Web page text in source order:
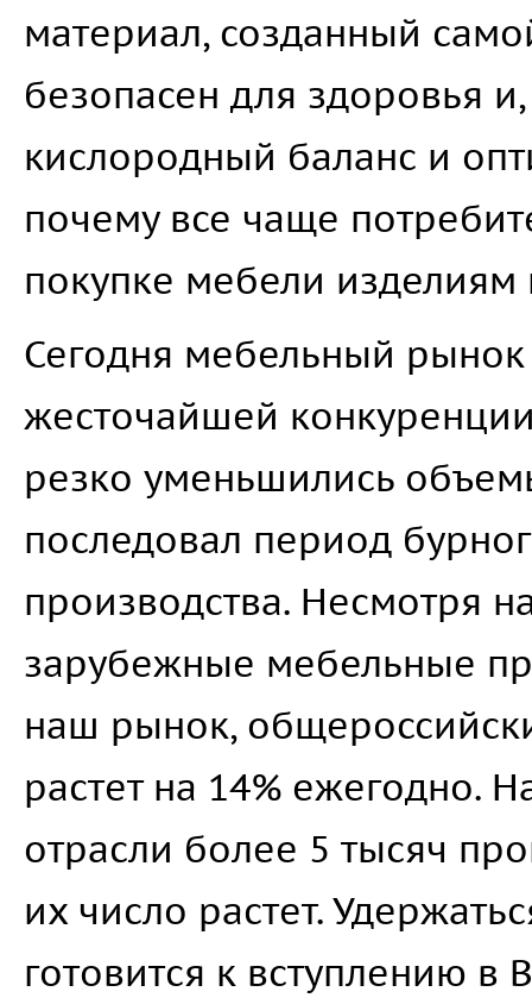
материал, созданный
безопасен для здоровья
кислородный баланс и
почему все чаще
покупке мебели изделиям
Сегодня мебельный рынок
жесточайшей
резко уменьшились
последовал период
производства. Несмотря
зарубежные мебельные
наш рынок,
растет на 14% ежегодно.
отрасли более 5 тысяч
их число растет.
готовится к вступлению в